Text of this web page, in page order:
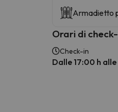
Armadietto
Orari di
Check-in
Dalle 17:00 h